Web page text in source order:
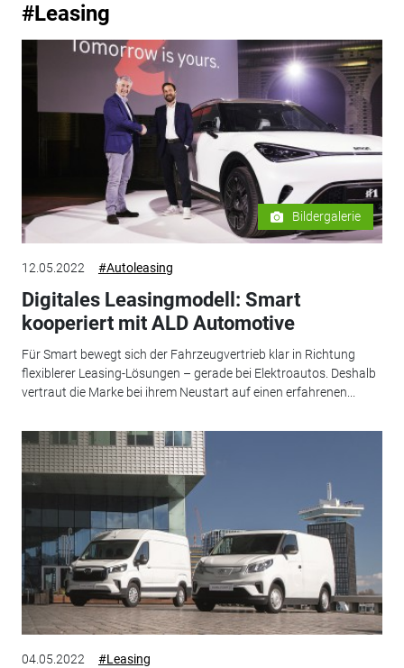
#Leasing
Bildergalerie
12.05.2022 #Autoleasing
Digitales Leasingmodell: Smart
kooperiert mit ALD Automotive
Für Smart bewegt sich der Fahrzeugvertrieb klar in Richtung
flexiblerer Leasing-Lösungen – gerade bei Elektroautos. Deshalb
vertraut die Marke bei ihrem Neustart auf einen erfahrenen...
04.05.2022 #Leasing